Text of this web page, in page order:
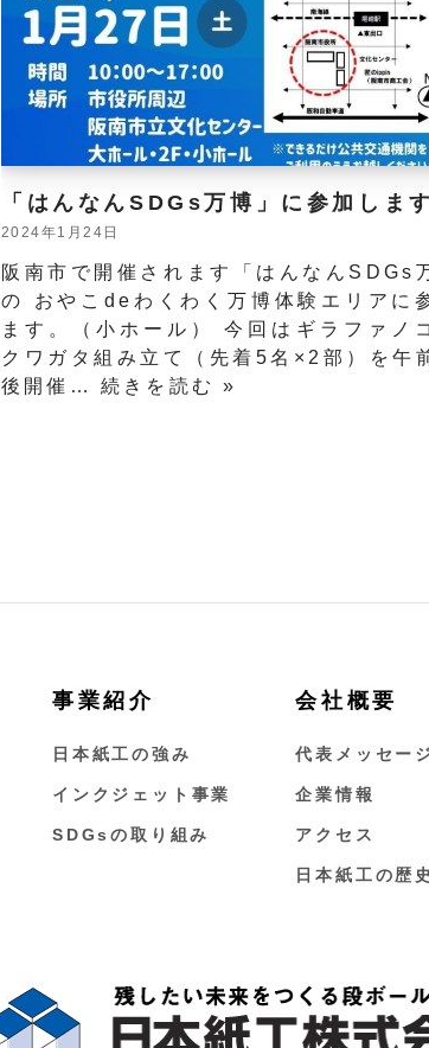
「はんなんSDGs万博」に参加します
2024年1月24日
阪南市で開催されます「はんなんSDGs
の おやこdeわくわく万博体験エリアに
ます。（小ホール） 今回はギラファノ
クワガタ組み立て（先着5名×2部）を午
後開催… 続きを読む »
事業紹介
日本紙工の強み
インクジェット事業
SDGsの取り組み
会社概要
代表メッセー
企業情報
アクセス
日本紙工の歴史